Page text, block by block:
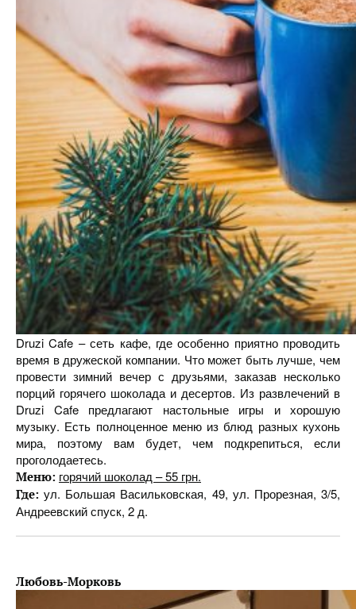
Druzi Cafe – сеть кафе, где особенно приятно проводить
время в дружеской компании. Что может быть лучше, чем
провести зимний вечер с друзьями, заказав несколько
порций горячего шоколада и десертов. Из развлечений в
Druzi Cafe предлагают настольные игры и хорошую
музыку. Есть полноценное меню из блюд разных кухонь
мира, поэтому вам будет, чем подкрепиться, если
проголодаетесь.
Меню: горячий шоколад – 55 грн.
Где: ул. Большая Васильковская, 49, ул. Прорезная, 3/5,
Андреевский спуск, 2 д.
Любовь-Морковь